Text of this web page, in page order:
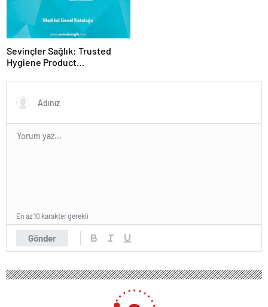
Sevinçler Sağlık: Trusted
Hygiene Product
Gönder
En az 10 karakter gerekli